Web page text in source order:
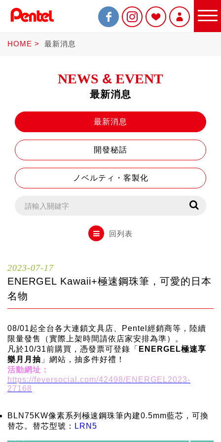
限定商品
書寫筆
Sterling
水性筆
油性筆
HOME 最新消息
NEWS & EVENT
最新消息
最新消息
開發秘話
ノベルティ・客製化
回列表
2023-07-17
ENERGEL Kawaii+極速鋼珠筆，可愛的日本
名物
08/01起全台各大連鎖文具店、Pentel經銷商等，陸續
限量發售（實際上架時間請依店家安排為準）。
凡於10/31前購買，憑發票可登錄「 ENERGEL極速享
樂月月抽 」網站，抽多件好禮！
活動網址：
https://feversocial.com/42498/ENERGEL2023-
27168
BLN75KW像素系列極速鋼珠筆內建0.5mm藍芯，可換
替芯。替芯型號：
LRN5